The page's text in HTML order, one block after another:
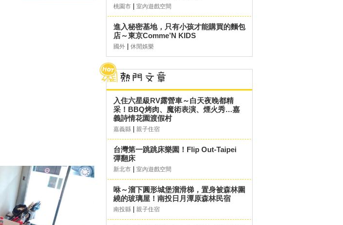
桃園市 室內遊戲空間
進入秘密基地，只有小孩才能購買的麵包
店～東京Comme’N KIDS
國外 休閒娛樂
入住六星級RV露營車～白天夜晚都精
采！BBQ烤肉、魔術表演、煙火秀…嘉
義詩情花園渡假村
嘉義縣 親子住宿
台灣第一跳跳床樂園！Flip Out-Taipei
彈翻床
新北市 室內遊戲空間
咻～溜下圓形城堡溜滑梯，置身被森林圍
繞的玻璃屋！南投日月潭原森林民宿
南投縣 親子住宿